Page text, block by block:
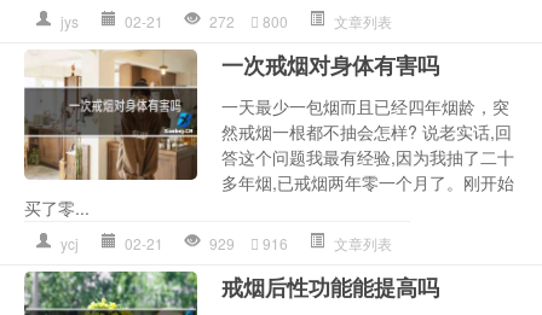
jys 02-21 272 800 文章列表
一次戒烟对身体有害吗
一天最少一包烟而且已经四年烟龄，突
然戒烟一根都不抽会怎样? 说老实话,回
答这个问题我最有经验,因为我抽了二十
多年烟,已戒烟两年零一个月了。刚开始
买了零...
ycj 02-21 929 916 文章列表
戒烟后性功能能提高吗